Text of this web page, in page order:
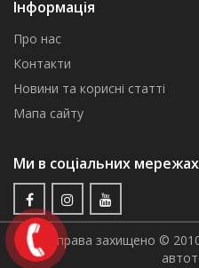
Інформація
Про нас
Контакти
Новини та корисні статті
Мапа сайту
Ми в соціальних
Всі права захищено ©